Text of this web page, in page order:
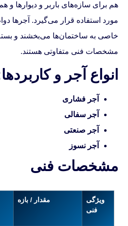
هم برای سازه‌های باربر و دیوارها و
مورد استفاده قرار می‌گیرد. آجرها
خاصی به ساختمان‌ها می‌بخشند و
مشخصات فنی متفاوتی هستند.
انواع آجر و
آجر فشاری
آجر سفالی
آجر صنعتی
آجر نسوز
مشخصات فنی
ویژگی
فنی
مقدار / بازه